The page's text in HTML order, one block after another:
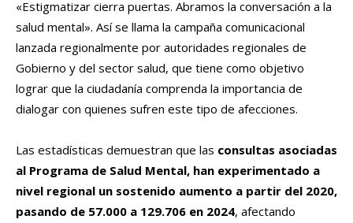
«Estigmatizar cierra puertas. Abramos la conversación a la
salud mental». Así se llama la campaña comunicacional
lanzada regionalmente por autoridades regionales de
Gobierno y del sector salud, que tiene como objetivo
lograr que la ciudadanía comprenda la importancia de
dialogar con quienes sufren este tipo de afecciones.
Las estadísticas demuestran que las consultas asociadas
al Programa de Salud Mental, han experimentado a
nivel regional un sostenido aumento a partir del 2020,
pasando de 57.000 a 129.706 en 2024, afectando